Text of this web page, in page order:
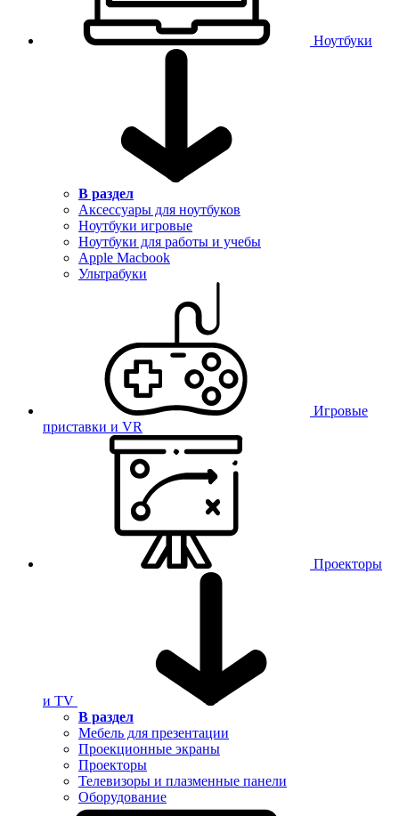
Ноутбуки
В раздел
Аксессуары для ноутбуков
Ноутбуки игровые
Ноутбуки для работы и учебы
Apple Macbook
Ультрабуки
Игровые
приставки и VR
Проекторы
и TV
В раздел
Мебель для презентации
Проекционные экраны
Проекторы
Телевизоры и плазменные панели
Оборудование